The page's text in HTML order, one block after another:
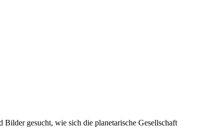
gesucht, wie sich die planetarische Gesellschaft